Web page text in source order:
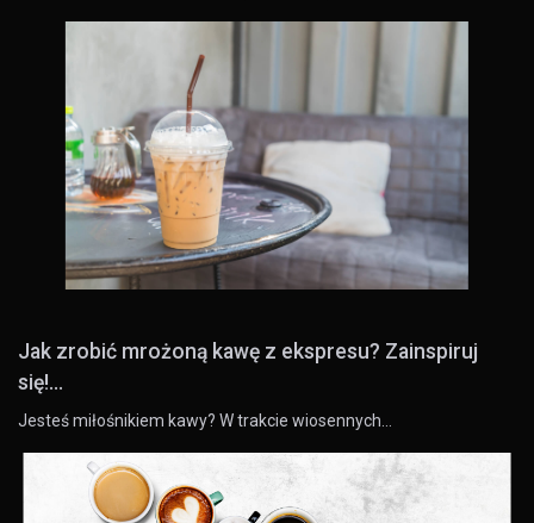
Jak zrobić mrożoną kawę z ekspresu? Zainspiruj
się!...
Jesteś miłośnikiem kawy? W trakcie wiosennych…